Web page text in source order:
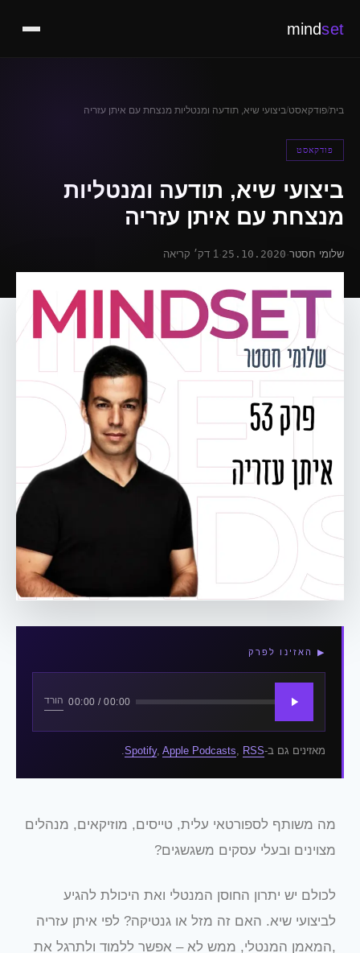
mindset
בית/פודקאסט/ביצועי שיא, תודעה ומנטליות מנצחת עם איתן עזריה
פודקאסט
ביצועי שיא, תודעה ומנטליות
מנצחת עם איתן עזריה
שלומי חסטר·
25.10.2020
·1 דק׳ קריאה
▶ האזינו לפרק
00:00 / 00:00 הורד
מאזינים גם ב- Spotify, Apple Podcasts, RSS
.
מה משותף לספורטאי עלית, טייסים, מוזיקאים, מנהלים
מצוינים ובעלי עסקים משגשגים?
לכולם יש יתרון החוסן המנטלי ואת היכולת להגיע
לביצועי שיא. האם זה מזל או גנטיקה? לפי איתן עזריה
,המאמן המנטלי, ממש לא – אפשר ללמוד ולתרגל את